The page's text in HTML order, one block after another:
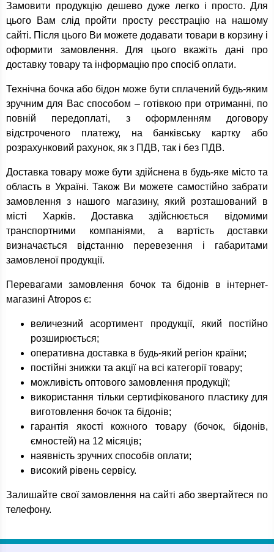
Замовити продукцію дешево дуже легко і просто. Для
цього Вам слід пройти просту реєстрацію на нашому
сайті. Після цього Ви можете додавати товари в корзину і
оформити замовлення. Для цього вкажіть дані про
доставку товару та інформацію про спосіб оплати.
Технічна бочка або бідон може бути сплачений будь-яким
зручним для Вас способом – готівкою при отриманні, по
повній передоплаті, з оформленням договору
відстроченого платежу, на банківську картку або
розрахунковий рахунок, як з ПДВ, так і без ПДВ.
Доставка товару може бути здійснена в будь-яке місто та
область в Україні. Також Ви можете самостійно забрати
замовлення з нашого магазину, який розташований в
місті Харків. Доставка здійснюється відомими
транспортними компаніями, а вартість доставки
визначається відстанню перевезення і габаритами
замовленої продукції.
Перевагами замовлення бочок та бідонів в інтернет-
магазині Atropos є:
величезний асортимент продукції, який постійно
розширюється;
оперативна доставка в будь-який регіон країни;
постійні знижки та акції на всі категорії товару;
можливість оптового замовлення продукції;
використання тільки сертифікованого пластику для
виготовлення бочок та бідонів;
гарантія якості кожного товару (бочок, бідонів,
ємностей) на 12 місяців;
наявність зручних способів оплати;
високий рівень сервісу.
Залишайте свої замовлення на сайті або звертайтеся по
телефону.